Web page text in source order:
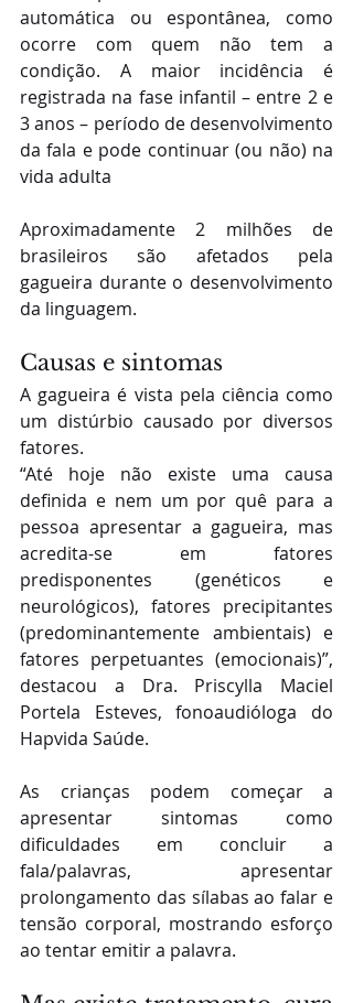
automática ou espontânea, como
ocorre com quem não tem a
condição. A maior incidência é
registrada na fase infantil – entre 2 e
3 anos – período de desenvolvimento
da fala e pode continuar (ou não) na
vida adulta
Aproximadamente 2 milhões de
brasileiros são afetados pela
gagueira durante o desenvolvimento
da linguagem.
Causas e sintomas
A gagueira é vista pela ciência como
um distúrbio causado por diversos
fatores.
“Até hoje não existe uma causa
definida e nem um por quê para a
pessoa apresentar a gagueira, mas
acredita-se em fatores
predisponentes (genéticos e
neurológicos), fatores precipitantes
(predominantemente ambientais) e
fatores perpetuantes (emocionais)”,
destacou a Dra. Priscylla Maciel
Portela Esteves, fonoaudióloga do
Hapvida Saúde.
As crianças podem começar a
apresentar sintomas como
dificuldades em concluir a
fala/palavras, apresentar
prolongamento das sílabas ao falar e
tensão corporal, mostrando esforço
ao tentar emitir a palavra.